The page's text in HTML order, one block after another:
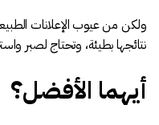
ولكن من عيوب الإعلانات
نتائجها بطيئة، وتحتاج لصبر
أيهما الأفضل؟